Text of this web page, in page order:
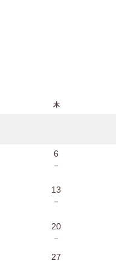
木
6
－
13
－
20
－
27